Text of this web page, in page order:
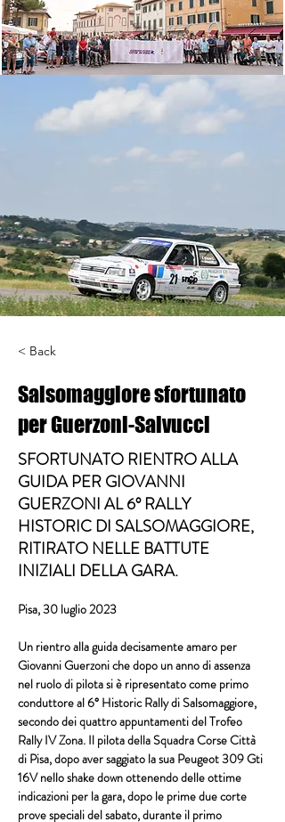
< Back
Salsomaggiore sfortunato
per Guerzoni-Salvucci
SFORTUNATO RIENTRO ALLA
GUIDA PER GIOVANNI
GUERZONI AL 6° RALLY
HISTORIC DI SALSOMAGGIORE,
RITIRATO NELLE BATTUTE
INIZIALI DELLA GARA.
Pisa, 30 luglio 2023
Un rientro alla guida decisamente amaro per
Giovanni Guerzoni che dopo un anno di assenza
nel ruolo di pilota si è ripresentato come primo
conduttore al 6° Historic Rally di Salsomaggiore,
secondo dei quattro appuntamenti del Trofeo
Rally IV Zona. Il pilota della Squadra Corse Città
di Pisa, dopo aver saggiato la sua Peugeot 309 Gti
16V nello shake down ottenendo delle ottime
indicazioni per la gara, dopo le prime due corte
prove speciali del sabato, durante il primo